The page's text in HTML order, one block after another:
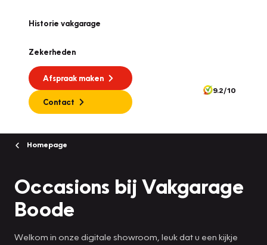
Historie vakgarage
Zekerheden
Afspraak maken
Contact
9.2/10
Homepage
Occasions bij Vakgarage
Boode
Welkom in onze digitale showroom, leuk dat u een kijkje